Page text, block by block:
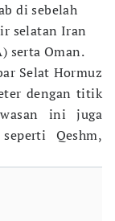
di sebelah
selatan Iran
serta Oman.
Selat Hormuz
dengan titik
ini juga
Qeshm,